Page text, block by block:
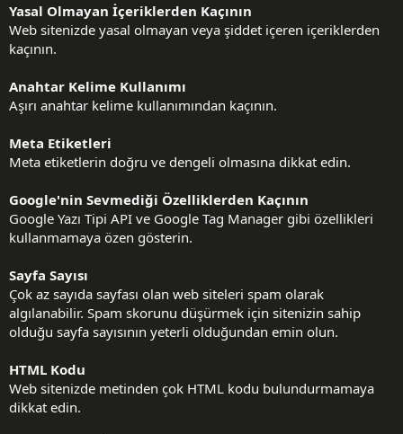
Yasal Olmayan İçeriklerden Kaçının
Web sitenizde yasal olmayan veya şiddet içeren içeriklerden
kaçının.
Anahtar Kelime Kullanımı
Aşırı anahtar kelime kullanımından kaçının.
Meta Etiketleri
Meta etiketlerin doğru ve dengeli olmasına dikkat edin.
Google'nin Sevmediği Özelliklerden Kaçının
Google Yazı Tipi API ve Google Tag Manager gibi özellikleri
kullanmamaya özen gösterin.
Sayfa Sayısı
Çok az sayıda sayfası olan web siteleri spam olarak
algılanabilir. Spam skorunu düşürmek için sitenizin sahip
olduğu sayfa sayısının yeterli olduğundan emin olun.
HTML Kodu
Web sitenizde metinden çok HTML kodu bulundurmamaya
dikkat edin.